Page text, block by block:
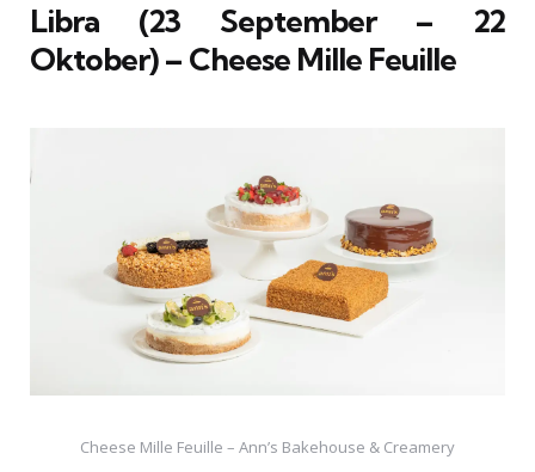
Libra (23 September – 22
Oktober) – Cheese Mille Feuille
Cheese Mille Feuille – Ann’s Bakehouse & Creamery